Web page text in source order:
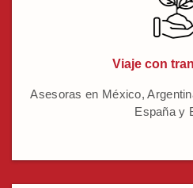
Viaje con
Asesoras en México,
España y